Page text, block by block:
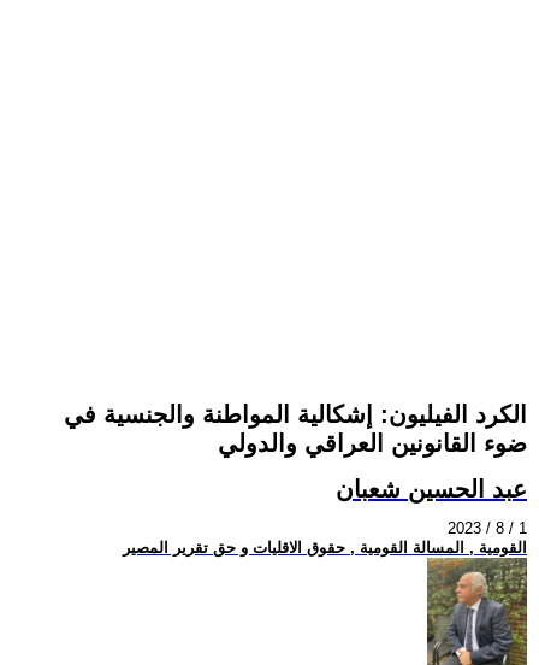
الكرد الفيليون: إشكالية المواطنة والجنسية في
ضوء القانونين العراقي والدولي
عبد الحسين شعبان
2023 / 8 / 1
القومية , المسالة القومية , حقوق الاقليات و حق تقرير المصير